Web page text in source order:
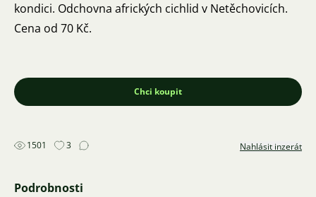
kondici. Odchovna afrických cichlid v Netěchovicích.
Cena od 70 Kč.
Chci koupit
1501 3 Nahlásit inzerát
Podrobnosti